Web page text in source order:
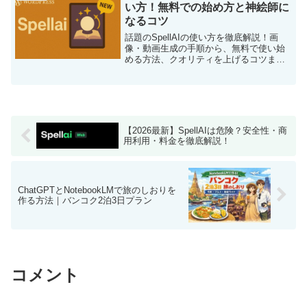
い方！無料での始め方と神絵師に
なるコツ
話題のSpellAIの使い方を徹底解説！画
像・動画生成の手順から、無料で使い始
める方法、クオリティを上げるコツま
【2026最新】SpellAIは危険？安全性・商
用利用・料金を徹底解説！
ChatGPTとNotebookLMで旅のしおりを
作る方法｜バンコク2泊3日プラン
コメント